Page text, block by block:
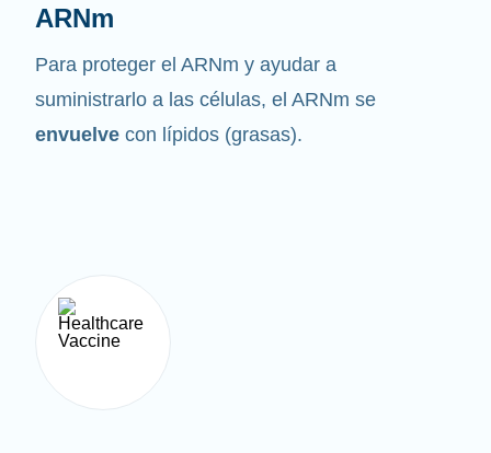
ARNm
Para proteger el ARNm y ayudar a
suministrarlo a las células, el ARNm se
envuelve con lípidos (grasas).